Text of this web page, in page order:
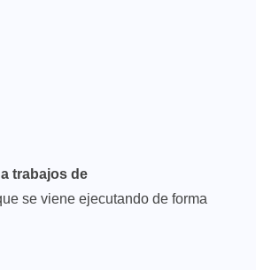
trabajos de
se viene ejecutando de forma